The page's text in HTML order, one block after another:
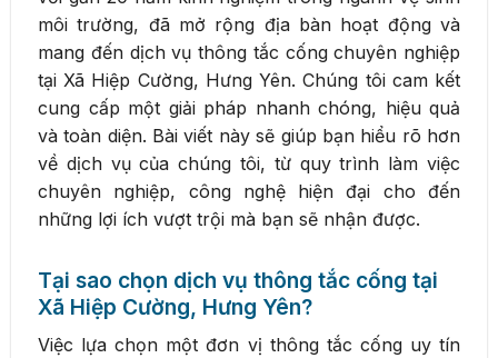
môi trường, đã mở rộng địa bàn hoạt động và
mang đến dịch vụ thông tắc cống chuyên nghiệp
tại Xã Hiệp Cường, Hưng Yên. Chúng tôi cam kết
cung cấp một giải pháp nhanh chóng, hiệu quả
và toàn diện. Bài viết này sẽ giúp bạn hiểu rõ hơn
về dịch vụ của chúng tôi, từ quy trình làm việc
chuyên nghiệp, công nghệ hiện đại cho đến
những lợi ích vượt trội mà bạn sẽ nhận được.
Tại sao chọn dịch vụ thông tắc cống tại
Xã Hiệp Cường, Hưng Yên?
Việc lựa chọn một đơn vị thông tắc cống uy tín